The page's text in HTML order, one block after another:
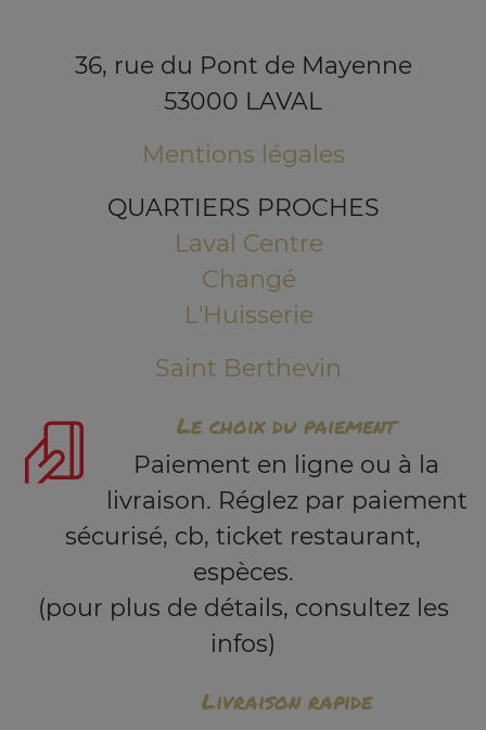
36, rue du Pont de Mayenne
53000 LAVAL
Mentions légales
QUARTIERS PROCHES
Laval Centre
Changé
L'Huisserie
Saint Berthevin
Le choix du paiement
Paiement en ligne ou à la
livraison. Réglez par paiement
sécurisé, cb, ticket restaurant,
espèces.
(pour plus de détails, consultez les
infos)
Livraison rapide